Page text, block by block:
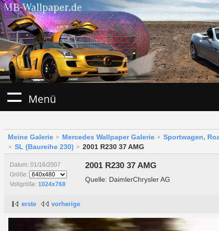
Menü
Meine Galerie Mercedes Wallpaper Galerie
Sportwagen,
SL (Baureihe 230)
2001 R230 37 AMG
Datum: 01/16/2007
Größe:
Vollgröße: 1024x768
2001 R230 37 AMG
Quelle: DaimlerChrysler AG
erste vorherige